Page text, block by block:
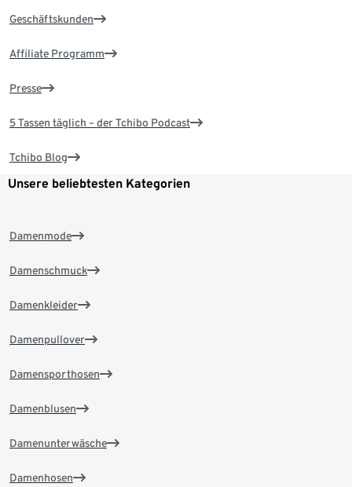
Geschäftskunden
Affiliate Programm
Presse
5 Tassen täglich – der Tchibo Podcast
Tchibo Blog
Unsere beliebtesten Kategorien
Damenmode
Damenschmuck
Damenkleider
Damenpullover
Damensporthosen
Damenblusen
Damenunterwäsche
Damenhosen